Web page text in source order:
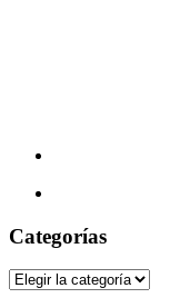
Categorías
Categorías